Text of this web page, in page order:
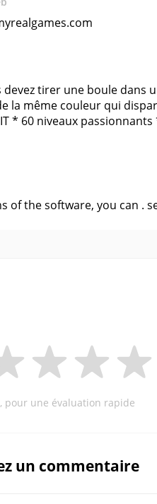
tirer une boule dans
la même couleur qui
* 60 niveaux
of the software, you can .
pour une évaluation rapide
un commentaire